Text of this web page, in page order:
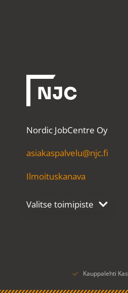
Nordic JobCentre Oy
asiakaspalvelu@njc.fi
Ilmoituskanava
Kauppalehti